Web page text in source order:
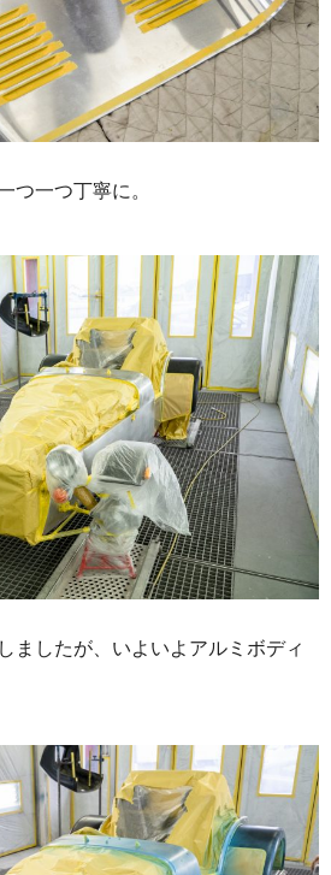
つ一つ丁寧に。
ましたが、いよいよアルミボディ